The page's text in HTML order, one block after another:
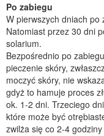
Po zabiegu
W pierwszych dniach po
Natomiast przez 30 dni
solarium.
Bezpośrednio po
pieczenie skóry,
moczyć skóry, nie
gdyż to hamuje proces
ok. 1-2 dni. Trzeciego
które może być
zwilża się co 2-4